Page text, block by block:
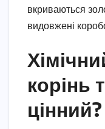
вкриваються
видовжені
корінь
цінний?